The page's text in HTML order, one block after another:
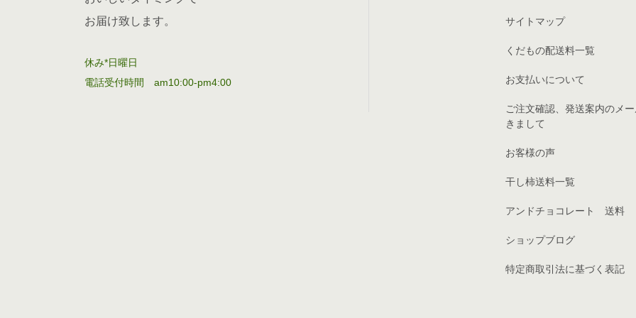
お届け致します。
休み*日曜日
電話受付時間 am10:00-pm4:00
サイトマップ
くだもの配送料一覧
お支払いについて
ご注文確認、発送案内のメ
きまして
お客様の声
干し柿送料一覧
アンドチョコレート 送料
ショップブログ
特定商取引法に基づく表記